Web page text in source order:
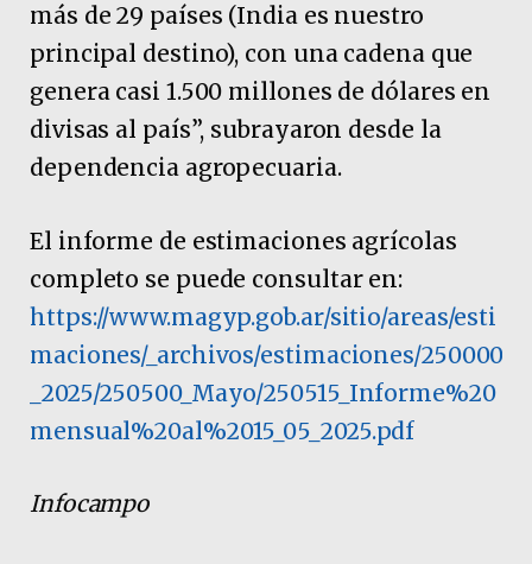
más de 29 países (India es nuestro
principal destino), con una cadena que
genera casi 1.500 millones de dólares en
divisas al país”, subrayaron desde la
dependencia agropecuaria.
El informe de estimaciones agrícolas
completo se puede consultar en:
https://www.magyp.gob.ar/sitio/areas/esti
maciones/_archivos/estimaciones/250000
_2025/250500_Mayo/250515_Informe%20
mensual%20al%2015_05_2025.pdf
Infocampo